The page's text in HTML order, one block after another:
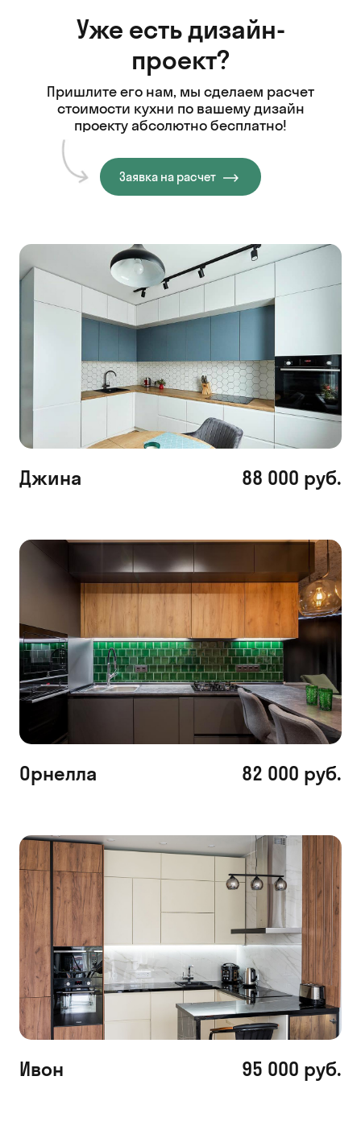
Уже есть дизайн-
проект?
Пришлите его нам, мы сделаем расчет
стоимости кухни по вашему дизайн
проекту абсолютно бесплатно!
Заявка на расчет
Джина 88 000 руб.
Орнелла 82 000 руб.
Ивон 95 000 руб.